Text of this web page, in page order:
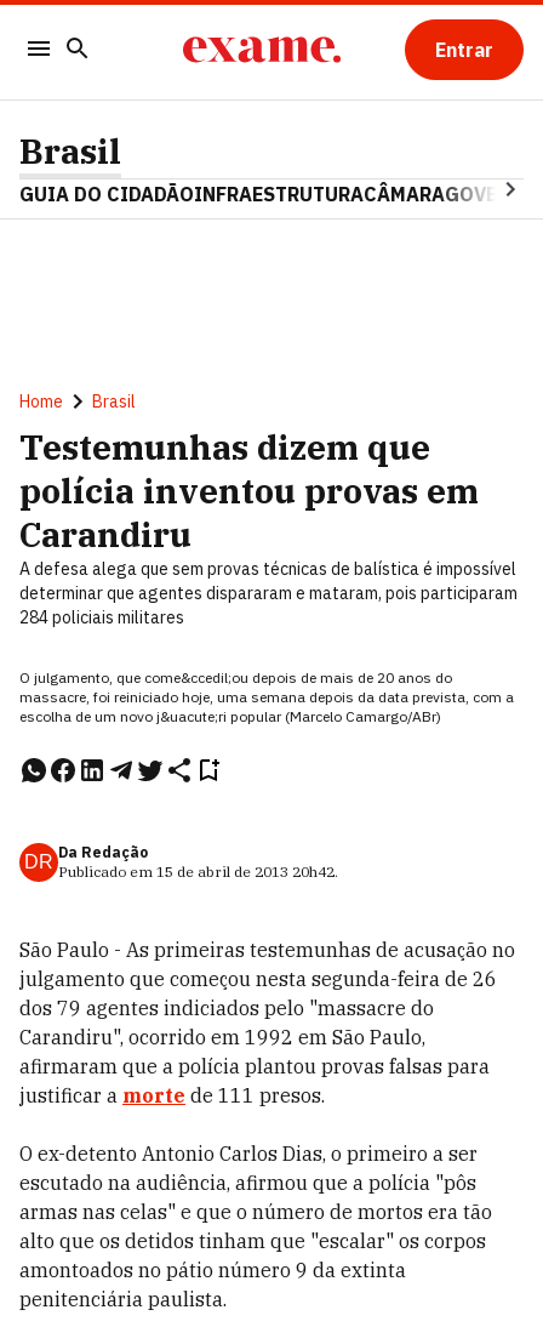
Entrar
Brasil
GUIA DO CIDADÃOINFRAESTRUTURACÂMARAGOVERNO
Home Brasil
Testemunhas dizem que
polícia inventou provas em
Carandiru
A defesa alega que sem provas técnicas de balística é impossível
determinar que agentes dispararam e mataram, pois participaram
284 policiais militares
O julgamento, que come&ccedil;ou depois de mais de 20 anos do
massacre, foi reiniciado hoje, uma semana depois da data prevista, com a
escolha de um novo j&uacute;ri popular (Marcelo Camargo/ABr)
DR Da Redação
Publicado em 15 de abril de 2013 20h42.
São Paulo - As primeiras testemunhas de acusação no
julgamento que começou nesta segunda-feira de 26
dos 79 agentes indiciados pelo "massacre do
Carandiru", ocorrido em 1992 em São Paulo,
afirmaram que a polícia plantou provas falsas para
justificar a morte de 111 presos.
O ex-detento Antonio Carlos Dias, o primeiro a ser
escutado na audiência, afirmou que a polícia "pôs
armas nas celas" e que o número de mortos era tão
alto que os detidos tinham que "escalar" os corpos
amontoados no pátio número 9 da extinta
penitenciária paulista.